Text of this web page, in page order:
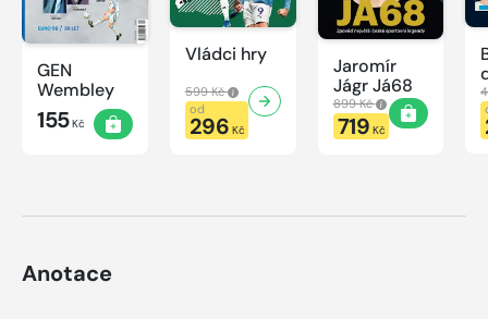
GEN
Wembley
155Kč
Vládci hry
599 Kč
od
296 Kč
Jaromír
Jágr Já68
899 Kč
719 Kč
Anotace